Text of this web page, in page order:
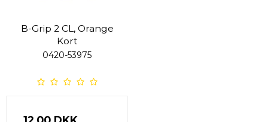
B-Grip 2 CL, Orange
Kort
0420-53975